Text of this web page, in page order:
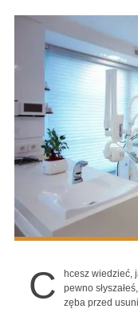
C
hcesz wiedzieć,
pewno
zęba przed